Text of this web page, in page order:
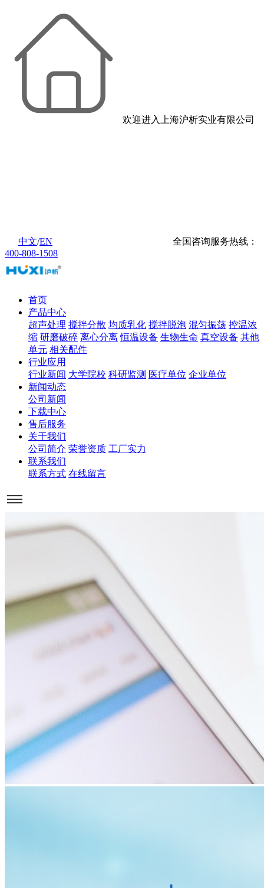
欢迎进入上海沪析实业有限公司
中文/EN
全国咨询服务热线：
400-808-1508
首页
产品中心
超声处理 搅拌分散 均质乳化 搅拌脱泡 混匀振荡 控温浓
缩 研磨破碎 离心分离 恒温设备 生物生命 真空设备 其他
单元 相关配件
行业应用
行业新闻 大学院校 科研监测 医疗单位 企业单位
新闻动态
公司新闻
下载中心
售后服务
关于我们
公司简介 荣誉资质 工厂实力
联系我们
联系方式 在线留言